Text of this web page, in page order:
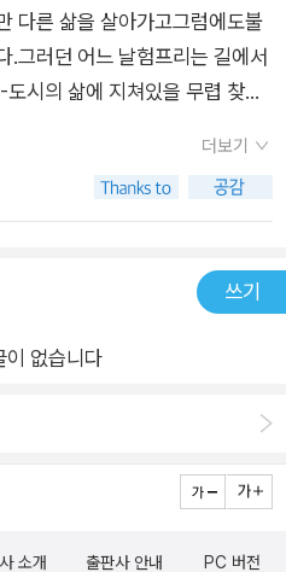
다른 삶을 살아가고그럼에도불
.그러던 어느 날험프리는 길에서
시의 삶에 지쳐있을 무렵 찾아
견디며 살아가는 우리들일상의
을 발견할 수 있었다.'여기는
구의 대화에 안도감이 들었다.
도 너무 좋을 그림책*출판사로
작성한 서평입니다.
더보기
쓰기
이 없습니다
소개 출판사 안내 PC 버전